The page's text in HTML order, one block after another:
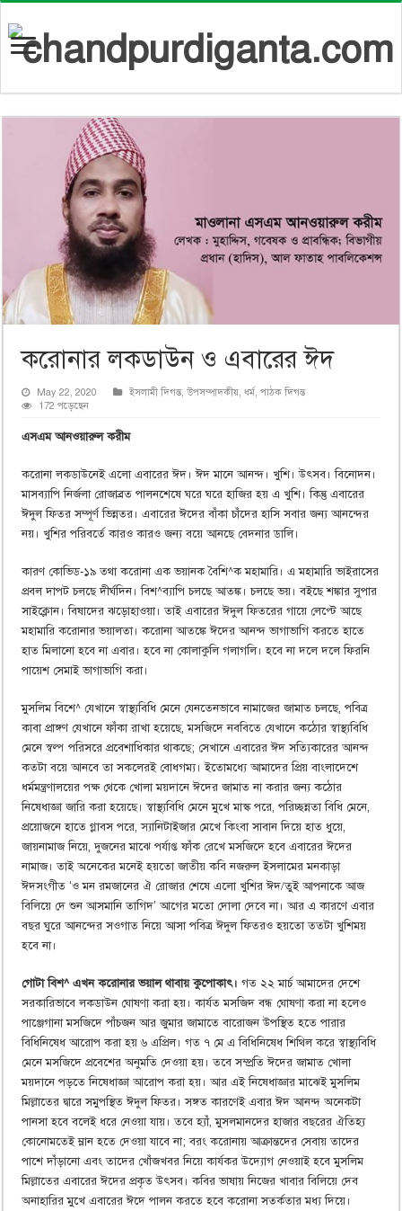
করোনার লকডাউন ও এবারের ঈদ
May 22, 2020 ইসলামী দিগন্ত,উপসম্পাদকীয়,ধর্ম,পাঠক দিগন্ত
172 পড়েছেন
এসএম আনওয়ারুল করীম
করোনা লকডাউনেই এলো এবারের ঈদ। ঈদ মানে আনন্দ। খুশি। উৎসব। বিনোদন।
মাসব্যাপি নির্জলা রোজাব্রত পালনশেষে ঘরে ঘরে হাজির হয় এ খুশি। কিন্তু এবারের
ঈদুল ফিতর সম্পূর্ণ ভিন্নতর। এবারের ঈদের বাঁকা চাঁদের হাসি সবার জন্য আনন্দের
নয়। খুশির পরিবর্তে কারও কারও জন্য বয়ে আনছে বেদনার ডালি।
কারণ কোভিড-১৯ তথা করোনা এক ভয়ানক বৈশি^ক মহামারি। এ মহামারি ভাইরাসের
প্রবল দাপট চলছে দীর্ঘদিন। বিশ^ব্যাপি চলছে আতঙ্ক। চলছে ভয়। বইছে শঙ্কার সুপার
সাইক্লোন। বিষাদের ঝড়োহাওয়া। তাই এবারের ঈদুল ফিতরের গায়ে লেপ্টে আছে
মহামারি করোনার ভয়ালতা। করোনা আতঙ্কে ঈদের আনন্দ ভাগাভাগি করতে হাতে
হাত মিলানো হবে না এবার। হবে না কোলাকুলি গলাগলি। হবে না দলে দলে ফিরনি
পায়েশ সেমাই ভাগাভাগি করা।
মুসলিম বিশে^ যেখানে স্বাস্থ্যবিধি মেনে যেনতেনভাবে নামাজের জামাত চলছে, পবিত্র
কাবা প্রাঙ্গণ যেখানে ফাঁকা রাখা হয়েছে, মসজিদে নববিতে যেখানে কঠোর স্বাস্থ্যবিধি
মেনে স্বল্প পরিসরে প্রবেশাধিকার থাকছে; সেখানে এবারের ঈদ সত্যিকারের আনন্দ
কতটা বয়ে আনবে তা সকলেরই বোধগম্য। ইতোমধ্যে আমাদের প্রিয় বাংলাদেশে
ধর্মমন্ত্রণালয়ের পক্ষ থেকে খোলা ময়দানে ঈদের জামাত না করার জন্য কঠোর
নিষেধাজ্ঞা জারি করা হয়েছে। স্বাস্থ্যবিধি মেনে মুখে মাস্ক পরে, পরিচ্ছন্নতা বিধি মেনে,
প্রয়োজনে হাতে গ্লাবস পরে, স্যানিটাইজার মেখে কিংবা সাবান দিয়ে হাত ধুয়ে,
জায়নামাজ নিয়ে, দুজনের মাঝে পর্যাপ্ত ফাঁক রেখে মসজিদে হবে এবারের ঈদের
নামাজ। তাই অনেকের মনেই হয়তো জাতীয় কবি নজরুল ইসলামের মনকাড়া
ঈদসংগীত ‘ও মন রমজানের ঐ রোজার শেষে এলো খুশির ঈদ/তুই আপনাকে আজ
বিলিয়ে দে শুন আসমানি তাগিদ’ আগের মতো দোলা দেবে না। আর এ কারণে এবার
বছর ঘুরে আনন্দের সওগাত নিয়ে আসা পবিত্র ঈদুল ফিতরও হয়তো ততটা খুশিময়
হবে না।
গোটা বিশ^ এখন করোনার ভয়াল থাবায় কুপোকাৎ। গত ২২ মার্চ আমাদের দেশে
সরকারিভাবে লকডাউন ঘোষণা করা হয়। কার্যত মসজিদ বন্ধ ঘোষণা করা না হলেও
পাঞ্জেগানা মসজিদে পাঁচজন আর জুমার জামাতে বারোজন উপস্থিত হতে পারার
বিধিনিষেধ আরোপ করা হয় ৬ এপ্রিল। গত ৭ মে এ বিধিনিষেধ শিথিল করে স্বাস্থ্যবিধি
মেনে মসজিদে প্রবেশের অনুমতি দেওয়া হয়। তবে সম্প্রতি ঈদের জামাত খোলা
ময়দানে পড়তে নিষেধাজ্ঞা আরোপ করা হয়। আর এই নিষেধাজ্ঞার মাঝেই মুসলিম
মিল্লাতের দ্বারে সমুপস্থিত ঈদুল ফিতর। সঙ্গত কারণেই এবার ঈদ আনন্দ অনেকটা
পানসা হবে বলেই ধরে নেওয়া যায়। তবে হ্যাঁ, মুসলমানদের হাজার বছরের ঐতিহ্য
কোনোমতেই ম্লান হতে দেওয়া যাবে না; বরং করোনায় আক্রান্তদের সেবায় তাদের
পাশে দাঁড়ানো এবং তাদের খোঁজখবর নিয়ে কার্যকর উদ্যোগ নেওয়াই হবে মুসলিম
মিল্লাতের এবারের ঈদের প্রকৃত উৎসব। কবির ভাষায় নিজের খাবার বিলিয়ে দেব
অনাহারির মুখে এবারের ঈদে পালন করতে হবে করোনা সতর্কতার মধ্য দিয়ে।